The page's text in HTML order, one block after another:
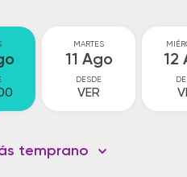
MARTES
11 Ago
DESDE
VER
12
temprano